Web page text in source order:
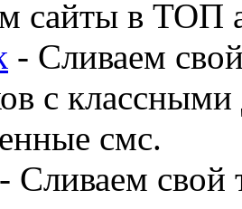
сайты в ТОП
- Сливаем
с
смс.
- Сливаем свой